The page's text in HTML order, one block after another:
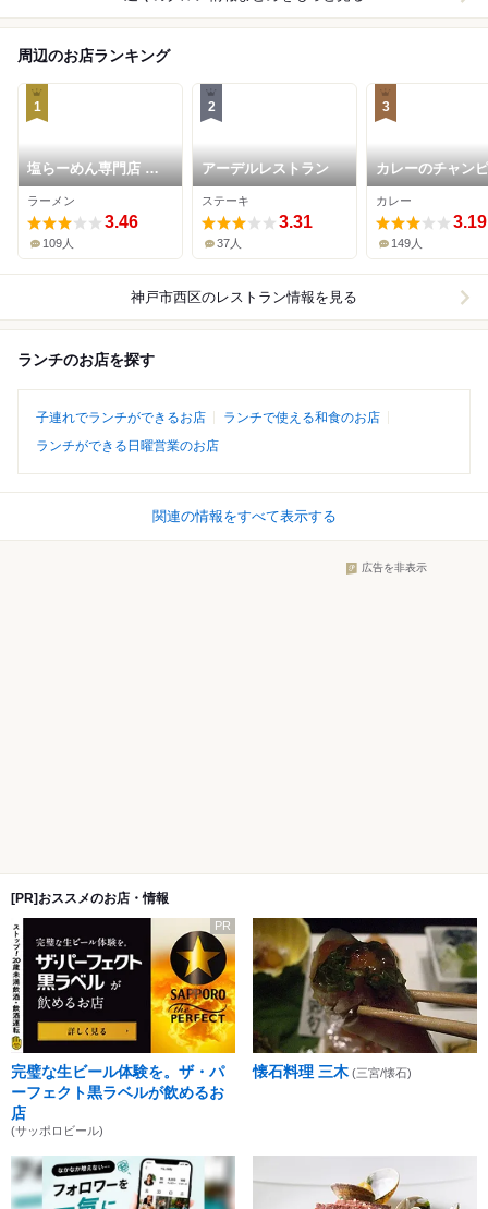
周辺のお店ランキング
1
塩らーめん専門店 く
じら
ラーメン
3.46
109人
2
アーデルレストラン
ステーキ
3.31
37人
3
カレーのチャン
神戸西店
カレー
3.19
149人
神戸市西区のレストラン情報を見る
ランチのお店を探す
子連れでランチができるお店
ランチで使える和食のお店
ランチができる日曜営業のお店
関連の情報をすべて表示する
広告を非表示
[PR]おススメのお店・情報
PR
完璧な生ビール体験を。ザ・パ
ーフェクト黒ラベルが飲めるお
店
(サッポロビール)
懐石料理 三木 (三宮/懐石)